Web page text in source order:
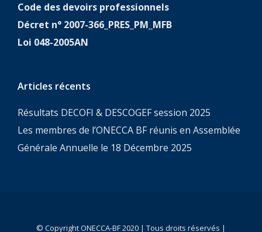
Code des devoirs professionnels
Décret n° 2007-366_PRES_PM_MFB
Loi 048-2005AN
Articles récents
Résultats DECOFI & DESCOGEF session 2025
Les membres de l’ONECCA BF réunis en Assemblée
Générale Annuelle le 18 Décembre 2025
© Copyright ONECCA-BF 2020 | Tous droits réservés |